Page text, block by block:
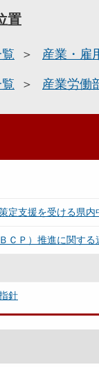
置
産業・雇
産業労働
定支援を受ける県
ＣＰ）推進に関する
針